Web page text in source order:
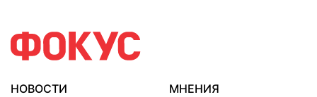
НОВОСТИ
МНЕНИЯ